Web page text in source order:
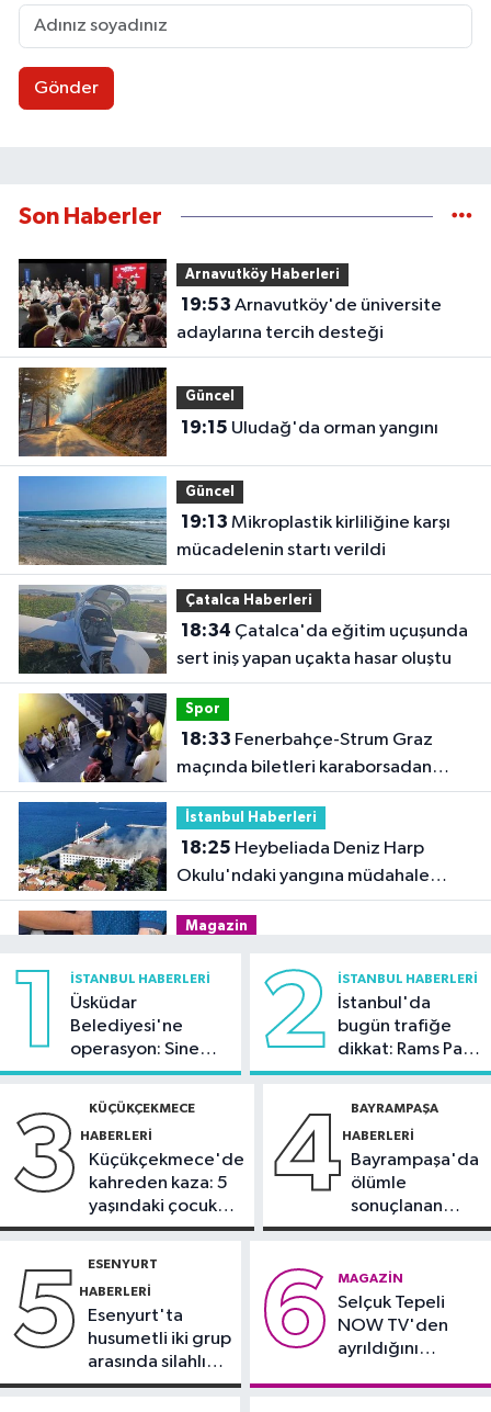
Gönder
Son Haberler
Arnavutköy Haberleri
19:53
adaylarına tercih desteği
Güncel
19:15 Uludağ'da orman yangını
Güncel
19:13
mücadelenin startı verildi
Çatalca Haberleri
18:34
sert iniş yapan uçakta hasar oluştu
Spor
18:33
maçında biletleri karaborsadan
satan 2 şüpheli tutuklandı
İstanbul Haberleri
18:25
Okulu'ndaki yangına müdahale
sürüyor
Magazin
serbest bırakıldı
hayatını kaybetti
İstanbul Haberleri
17:00
Caddebostan Sahili'ne akın etti
Yalova Demirleme Sahası'na alındı
1 İSTANBUL HABERLERI
Üsküdar
Belediyesi'ne
operasyon: Sinem
Dedetaş'a
2 İSTANBUL HABERLERI
İstanbul'da
bugün trafiğe
dikkat: Rams Park
çevresinde bazı
3 KÜÇÜKÇEKMECE
HABERLERI
Küçükçekmece'de
kahreden kaza: 5
yaşındaki çocuk
yoğun bakımda
4 BAYRAMPAŞA
HABERLERI
Bayrampaşa'da
ölümle
sonuçlanan
kaza: Sürücü
5 ESENYURT
HABERLERI
Esenyurt'ta
husumetli iki grup
arasında silahlı
kavga
6 MAGAZIN
Selçuk Tepeli
NOW TV'den
ayrıldığını